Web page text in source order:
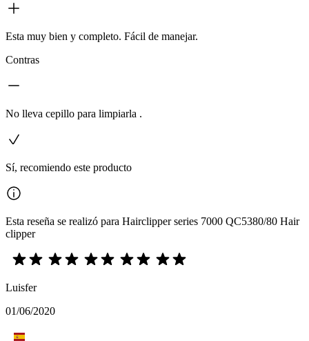
Esta muy bien y completo. Fácil de manejar.
Contras
No lleva cepillo para limpiarla .
Sí, recomiendo este producto
Esta reseña se realizó para Hairclipper series 7000 QC5380/80 Hair
clipper
Luisfer
01/06/2020